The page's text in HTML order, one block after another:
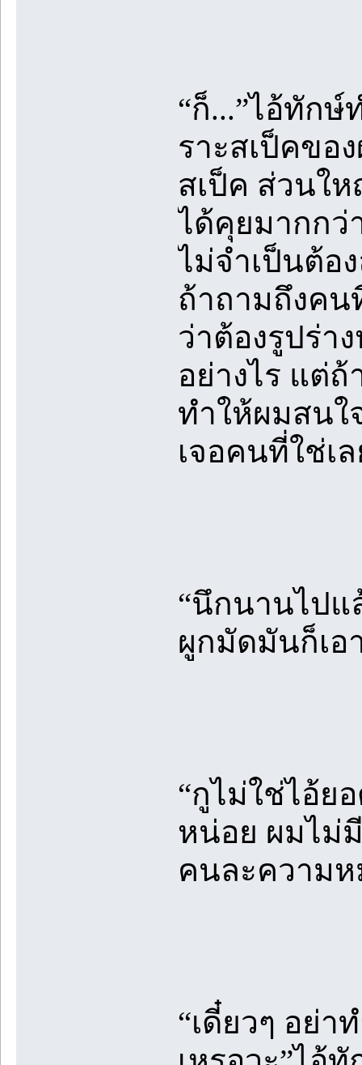
“ก็...”ไอ้ทัก
ราะสเป็คขอ
สเป็ค ส่วนใ
ได้คุยมากกว่
ไม่จำเป็นต้อ
ถ้าถามถึงคน
ว่าต้องรูปร่า
อย่างไร แต่
ทำให้ผมสนใ
เจอคนที่ใช่เ
“นึกนานไปแ
ผูกมัดมันก็เอ
“กูไม่ใช่ไอ้ย
หน่อย ผมไม่
คนละความ
“เดี๋ยวๆ อย่า